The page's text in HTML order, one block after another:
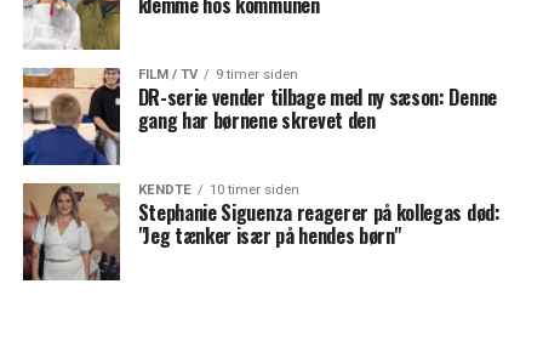
FILM / TV 9 timer siden
DR-serie vender tilbage med ny sæson: Denne
gang har børnene skrevet den
KENDTE 10 timer siden
Stephanie Siguenza reagerer på kollegas død:
"Jeg tænker især på hendes børn"